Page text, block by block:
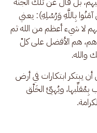
بِاللَّهِ وَرُسُلِهِ): يعني
لا شيء أعظم من الله ثم
هم الأفضل على كلْ
يبتكر ابتكارات في أرض
ويُهيّئ الخَلْق